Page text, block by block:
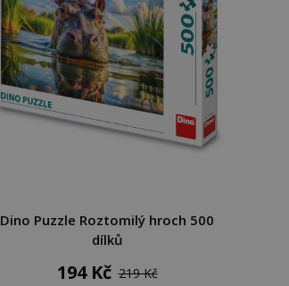
Dino Puzzle Roztomilý hroch 500
dílků
194 Kč 219 Kč